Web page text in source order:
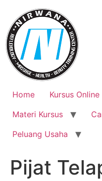
content
Home Kursus Online
Materi Kursus
Peluang Usaha
Pijat